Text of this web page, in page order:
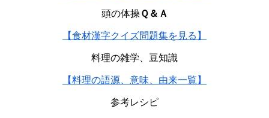
頭の体操Ｑ＆Ａ
【食材漢字クイズ問題集を見る】
料理の雑学、豆知識
【料理の語源、意味、由来一覧】
参考レシピ